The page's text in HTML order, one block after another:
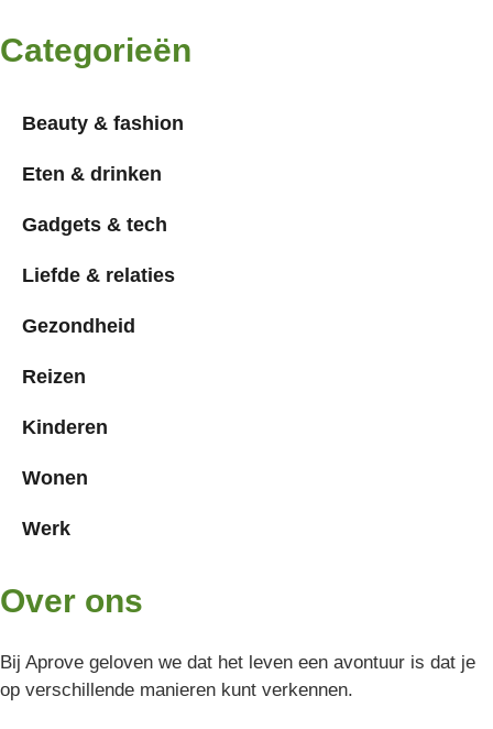
Categorieën
Beauty & fashion
Eten & drinken
Gadgets & tech
Liefde & relaties
Gezondheid
Reizen
Kinderen
Wonen
Werk
Over ons
Bij Aprove geloven we dat het leven een avontuur is dat je
op verschillende manieren kunt verkennen.